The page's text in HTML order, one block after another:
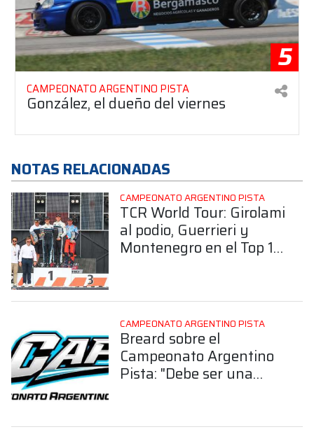
5
CAMPEONATO ARGENTINO PISTA
González, el dueño del viernes
NOTAS RELACIONADAS
CAMPEONATO ARGENTINO PISTA
TCR World Tour: Girolami
al podio, Guerrieri y
Montenegro en el Top 10
CAMPEONATO ARGENTINO PISTA
Breard sobre el
Campeonato Argentino
Pista: "Debe ser una